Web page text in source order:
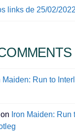
links de 25/02/2022
Maiden: Run to
on Iron Maiden: